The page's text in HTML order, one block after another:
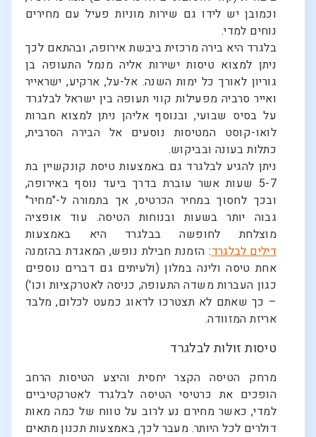
וכמובן יש לידו גם שירות מוניות פעיל עם מחירים
נוחים למדי.
בלגרד היא בירה מרכזית ביבשת אירופה, ובהתאם לכך
ניתן למצוא טיסות ישירות אליה מנמל התעופה בן
גוריון לאורך כל ימות השנה. אל-על, ארקיע, ישראייר
ואייר סרביה מפעילות קווי תעופה בין ישראל לבלגרד
על בסיס שבועי, ובנוסף אליהן ניתן למצוא חברות
לואו-קוסט המטיסות נוסעים אל הבירה הסרבית,
כתלות בעונה ובביקוש.
ניתן להגיע לבלגרד גם באמצעות טיסת קונקשיין בת
5-7 שעות אשר עוברת בדרך ביעד נוסף באירופה,
ובכך לחסוך במחיר הכרטיס, אך בתמורה ל-"מחיר"
גבוה יותר בשעות ובנוחות הטיסה. עוד אופציה
מוצלחת לחופשה בבלגרד היא באמצעות
דילים לבלגרד: הזמנת חבילת נופש, המאגדת בהזמנה
אחת טיסה ולינה במלון (ולעיתים גם דברים נוספים
כגון העברות משדה התעופה, כניסה לאטרקציות וכו')
– כך שאתם לא תצטרכו לדאוג כמעט לכלום, מלבד
אריזת המזוודה.
טיסות זולות לבלגרד
מרחק הטיסה הקצר יחסית והיצע הטיסות הרחב
הופכים את כרטיסי הטיסה לבלגרד לאטרקטיביים
למדי, כאשר מחירם נע לרוב על טווח של כמה מאות
דולרים לכל היותר. מעבר לכך, באמצעות תכנון מתאים